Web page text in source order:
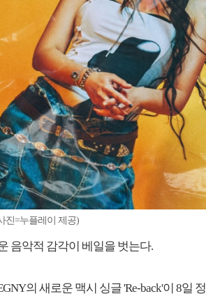
진=누플레이 제공)
음악적 감각이 베일을 벗는다.
의 새로운 맥시 싱글 'Re-back'이 8일